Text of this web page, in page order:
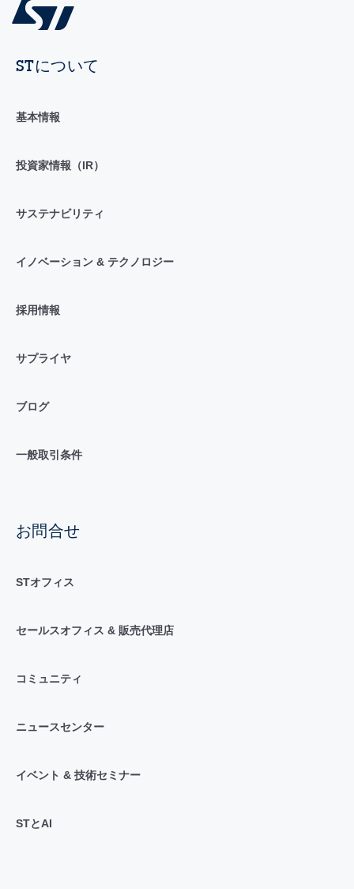
STについて
基本情報
投資家情報（IR）
サステナビリティ
イノベーション & テクノロジー
採用情報
サプライヤ
ブログ
一般取引条件
お問合せ
STオフィス
セールスオフィス & 販売代理店
コミュニティ
ニュースセンター
イベント & 技術セミナー
STとAI